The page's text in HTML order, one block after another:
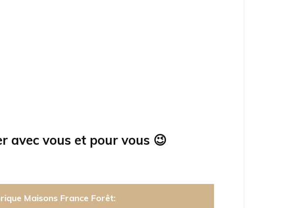
avec vous et pour vous 😉
Maisons France Forêt: